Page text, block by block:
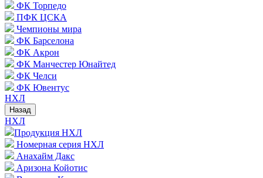
ФК Торпедо
ПФК ЦСКА
Чемпионы мира
ФК Барселона
ФК Акрон
ФК Манчестер Юнайтед
ФК Челси
ФК Ювентус
НХЛ
Назад
НХЛ
Продукция НХЛ
Номерная серия НХЛ
Анахайм Дакс
Аризона Койотис